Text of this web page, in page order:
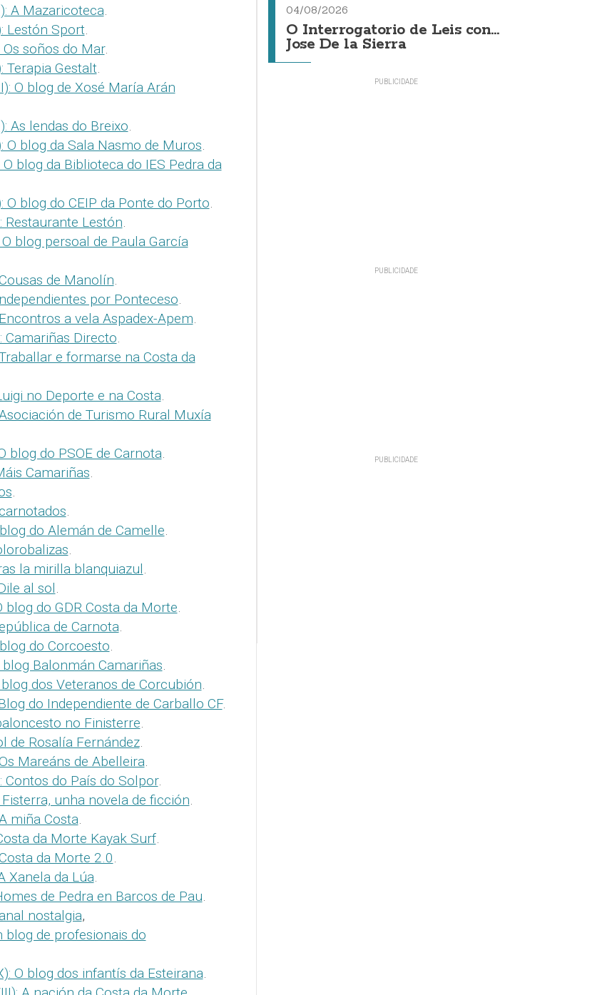
A Mazaricoteca.
Lestón Sport.
soños do Mar.
Terapia Gestalt.
O blog de Xosé María Arán
As lendas do Breixo.
O blog da Sala Nasmo de Muros.
blog da Biblioteca do IES Pedra da
O blog do CEIP da Ponte do Porto.
Restaurante Lestón.
blog persoal de Paula García
de Manolín.
por Ponteceso.
a vela Aspadex-Apem.
Camariñas Directo.
e formarse na Costa da
no Deporte e na Costa.
de Turismo Rural Muxía
blog do PSOE de Carnota.
Camariñas.
.
.
do Alemán de Camelle.
.
la mirilla blanquiazul.
al sol.
blog do GDR Costa da Morte.
de Carnota.
do Corcoesto.
Balonmán Camariñas.
dos Veteranos de Corcubión.
do Independiente de Carballo CF.
no Finisterre.
de Rosalía Fernández.
Mareáns de Abelleira.
Contos do País do Solpor.
unha novela de ficción.
miña Costa.
da Morte Kayak Surf.
da Morte 2.0.
Xanela da Lúa.
de Pedra en Barcos de Pau.
nostalgia,
blog de profesionais do
O blog dos infantís da Esteirana.
04/08/2026
O Interrogatorio de Leis con...
Jose De la Sierra